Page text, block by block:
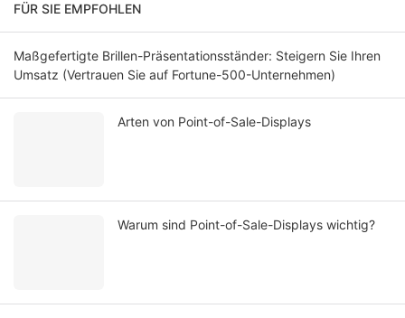
FÜR SIE EMPFOHLEN
Maßgefertigte Brillen-Präsentationsständer: Steigern Sie Ihren
Umsatz (Vertrauen Sie auf Fortune-500-Unternehmen)
Arten von Point-of-Sale-Displays
Warum sind Point-of-Sale-Displays wichtig?